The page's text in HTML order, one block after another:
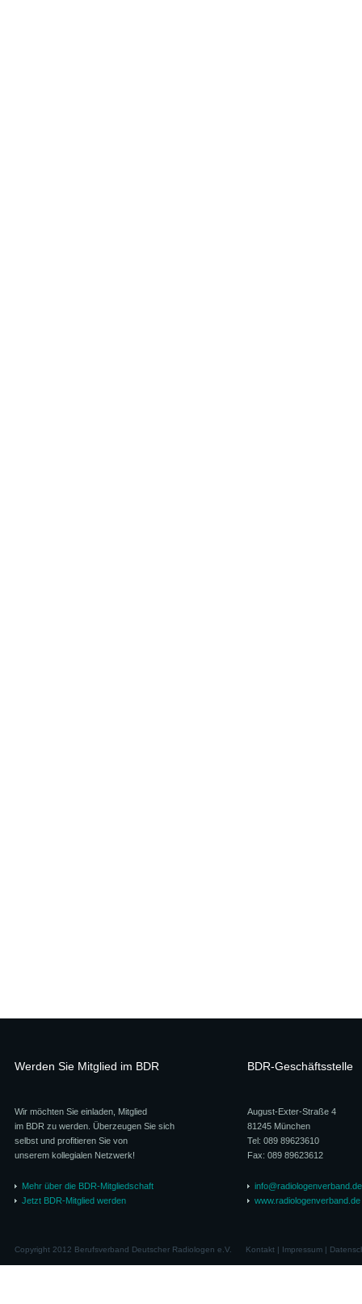
Werden Sie Mitglied im BDR
Wir möchten Sie einladen, Mitglied
im BDR zu werden. Überzeugen Sie sich
selbst und profitieren Sie von
unserem kollegialen Netzwerk!
Mehr über die BDR-Mitgliedschaft
Jetzt BDR-Mitglied werden
BDR-Geschäftsstelle
August-Exter-Straße 4
81245 München
Tel: 089 89623610
Fax: 089 89623612
info@radiologenverband.de
www.radiologenverband.de
Copyright 2012 Berufsverband Deutscher Radiologen e.V. Kontakt| Impressum|